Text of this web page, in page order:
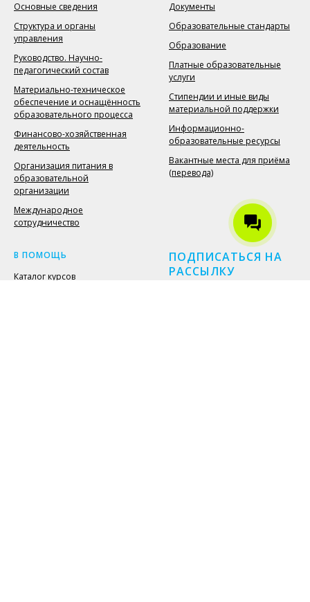
Основные сведения
Структура и органы
управления
Руководство. Научно-
педагогический состав
Материально-техническое
обеспечение и оснащённость
образовательного процесса
Финансово-хозяйственная
деятельность
Организация питания в
образовательной
организации
Международное
сотрудничество
Документы
Образовательные стандарты
Образование
Платные образовательные
услуги
Стипендии и иные виды
материальной поддержки
Информационно-
образовательные ресурсы
Вакантные места для приёма
(перевода)
В ПОМОЩЬ
Каталог курсов
ПОДПИСАТЬСЯ НА
РАССЫЛКУ